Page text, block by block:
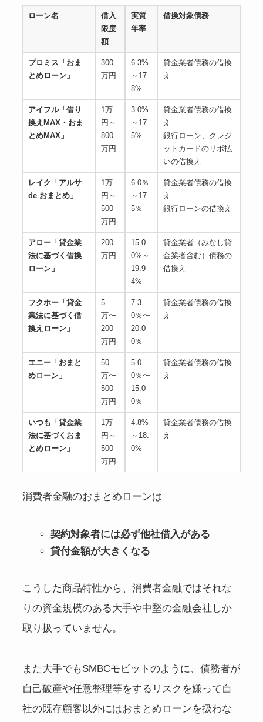
ローン名
借入
限度
額
実質
年率
借換対象債務
プロミス「おま
とめローン」
300
万円
6.3%
～17.
8%
貸金業者債務の借換
え
アイフル「借り
換えMAX・おま
とめMAX」
1万
円～
800
万円
3.0%
～17.
5%
貸金業者債務の借換
え
銀行ローン、クレジ
ットカードのリボ払
いの借換え
レイク「アルサ
de おまとめ」
1万
円～
500
万円
6.0％
～17.
5％
貸金業者債務の借換
え
銀行ローンの借換え
アロー「貸金業
法に基づく借換
ローン」
200
万円
15.0
0%～
19.9
4%
貸金業者（みなし貸
金業者含む）債務の
借換え
フクホー「貸金
業法に基づく借
換えローン」
5
万〜
200
万円
7.3
0％〜
20.0
0％
貸金業者債務の借換
え
エニー「おまと
めローン」
50
万〜
500
万円
5.0
0％〜
15.0
0％
貸金業者債務の借換
え
いつも「貸金業
法に基づくおま
とめローン」
1万
円～
500
万円
4.8%
～18.
0%
貸金業者債務の借換
え
消費者金融のおまとめローンは
契約対象者には必ず他社借入がある
貸付金額が大きくなる
こうした商品特性から、消費者金融ではそれな
りの資金規模のある大手や中堅の金融会社しか
取り扱っていません。
また大手でもSMBCモビットのように、債務者が
自己破産や任意整理等をするリスクを嫌って自
社の既存顧客以外にはおまとめローンを扱わな